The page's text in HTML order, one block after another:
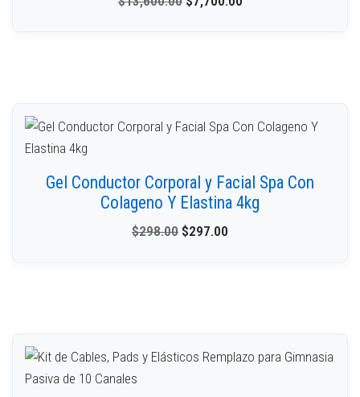
Gel Conductor Corporal y Facial Spa Con
Colageno Y Elastina 4kg
$298.00 $297.00